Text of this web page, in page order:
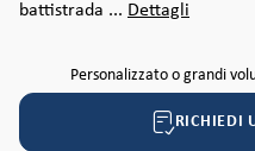
battistrada ... Dettagli
Personalizzato o grandi
RICHIEDI